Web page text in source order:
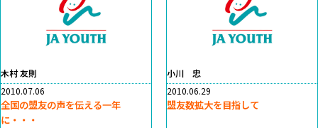
木村 友則
2010.07.06
全国の盟友の声を伝える一年
に・・・
小川 忠
2010.06.29
盟友数拡大を目指して